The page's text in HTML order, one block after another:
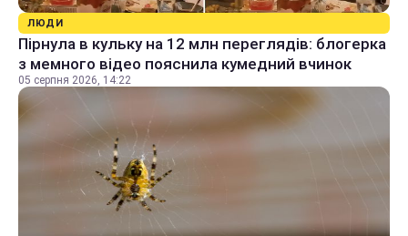
ЛЮДИ
Пірнула в кульку на 12 млн переглядів: блогерка
з мемного відео пояснила кумедний вчинок
05 серпня 2026, 14:22